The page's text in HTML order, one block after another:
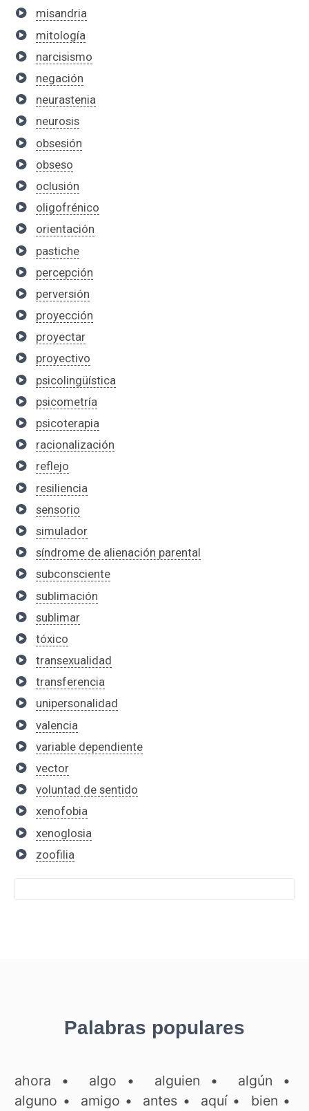
misandria
mitología
narcisismo
negación
neurastenia
neurosis
obsesión
obseso
oclusión
oligofrénico
orientación
pastiche
percepción
perversión
proyección
proyectar
proyectivo
psicolingüística
psicometría
psicoterapia
racionalización
reflejo
resiliencia
sensorio
simulador
síndrome de alienación parental
subconsciente
sublimación
sublimar
tóxico
transexualidad
transferencia
unipersonalidad
valencia
variable dependiente
vector
voluntad de sentido
xenofobia
xenoglosia
zoofilia
Palabras populares
ahora • algo • alguien • algún •
alguno • amigo • antes • aquí• bien •